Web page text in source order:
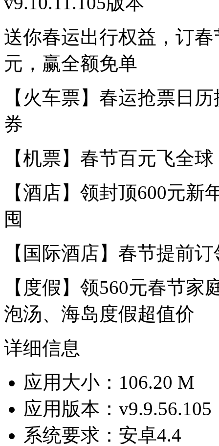
送你春运出行权益，订
元，赢全额免单
【火车票】春运抢票日
券
【机票】春节百元飞全
【酒店】领封顶600元
囤
【国际酒店】春节提前
【度假】领560元春节
泡汤、海岛度假超值价
详细信息
应用大小：106.20 M
应用版本：v9.9.56.105
系统要求：安卓4.4